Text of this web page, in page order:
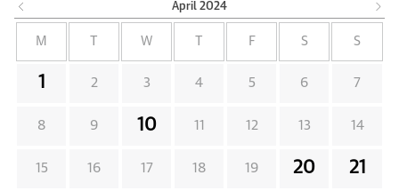
April 2024
M W F S S
1 2 3 4 5 6 7
8 9 10 11 12 13 14
15 16 17 18 19 20 21